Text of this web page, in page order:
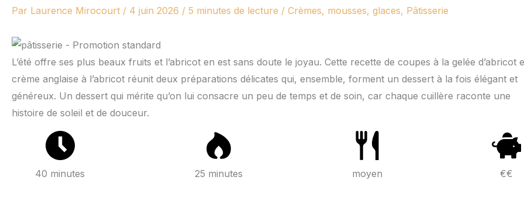
Par Laurence Mirocourt / 4 juin 2026 / 5 minutes de lecture / Crèmes, mousses, glaces, Pâtisserie
L’été offre ses plus beaux fruits et l’abricot en est sans doute le joyau. Cette recette de coupes à la gelée d’abricot
crème anglaise à l’abricot réunit deux préparations délicates qui, ensemble, forment un dessert à la fois élégant et
généreux. Un dessert qui mérite qu’on lui consacre un peu de temps et de soin, car chaque cuillère raconte une
histoire de soleil et de douceur.
40 minutes 25 minutes moyen €€